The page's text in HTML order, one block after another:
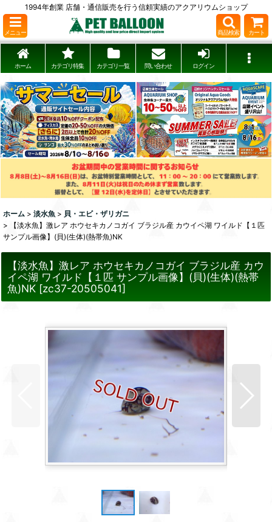
1994年創業 店舗・通信販売を行う信頼実績のアクアリウムショップ
メニュー 商品検索 カート
ホーム カテゴリ特集 カテゴリ一覧 問い合わせ ログイン
ホーム > 淡水魚 > 貝・エビ・ザリガニ
>
【淡水魚】激レア ホウセキカノコガイ ブラジル産 カウイペ湖 ワイルド【１匹
サンプル画像】(貝)(生体)(熱帯魚)NK
【淡水魚】激レア ホウセキカノコガイ ブラジル産 カウ
イペ湖 ワイルド【１匹 サンプル画像】(貝)(生体)(熱帯
魚)NK [zc37-20505041]